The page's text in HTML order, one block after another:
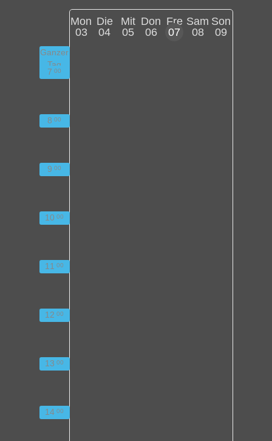
Mon
03
Die
04
Mit
05
Don
06
Fre
07
Sam
08
Son
09
Ganzer
Tag
7 00
8 00
9 00
10 00
11 00
12 00
13 00
14 00